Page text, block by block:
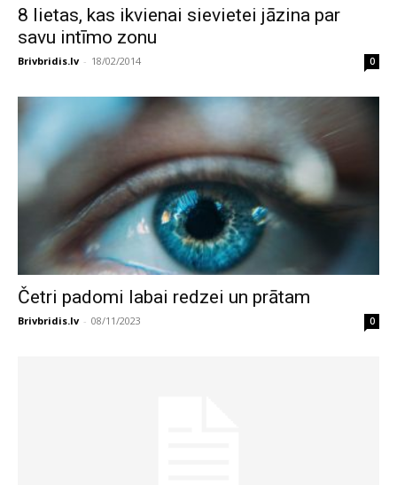
8 lietas, kas ikvienai sievietei jāzina par
savu intīmo zonu
Brivbridis.lv - 18/02/2014 0
Četri padomi labai redzei un prātam
Brivbridis.lv - 08/11/2023 0